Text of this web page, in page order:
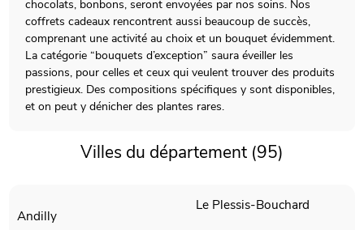
chocolats, bonbons, seront envoyées par nos soins. Nos
coffrets cadeaux rencontrent aussi beaucoup de succès,
comprenant une activité au choix et un bouquet évidemment.
La catégorie “bouquets d’exception” saura éveiller les
passions, pour celles et ceux qui veulent trouver des produits
prestigieux. Des compositions spécifiques y sont disponibles,
et on peut y dénicher des plantes rares.
Villes du département (95)
Andilly
Le Plessis-Bouchard